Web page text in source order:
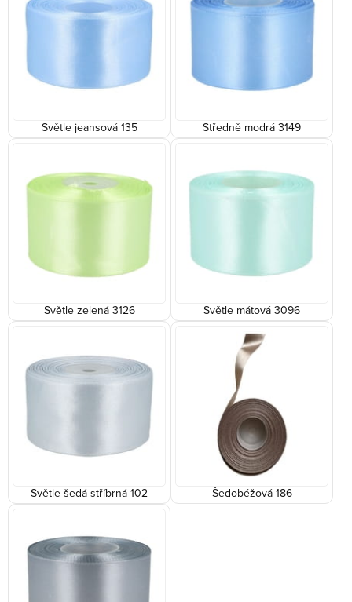
Světle jeansová 135 Středně modrá 3149
Světle zelená 3126 Světle mátová 3096
Světle šedá stříbrná 102 Šedobéžová 186